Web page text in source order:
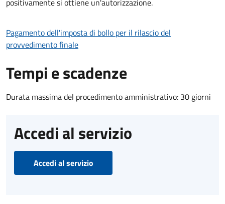
Pagamento dell'imposta di bollo per il rilascio del
provvedimento finale
Tempi e scadenze
Durata massima del procedimento amministrativo: 30 giorni
Accedi al servizio
Accedi al servizio